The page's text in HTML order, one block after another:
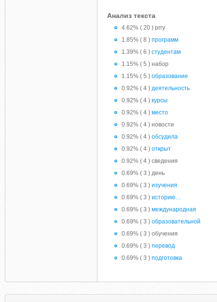
Анализ текста
4.62% ( 20 ) рггу
1.85% ( 8 ) программ
1.39% ( 6 ) студентам
1.15% ( 5 ) набор
1.15% ( 5 ) образование
0.92% ( 4 ) деятельность
0.92% ( 4 ) курсы
0.92% ( 4 ) место
0.92% ( 4 ) новости
0.92% ( 4 ) обсудила
0.92% ( 4 ) открыт
0.92% ( 4 ) сведения
0.69% ( 3 ) день
0.69% ( 3 ) изучения
0.69% ( 3 ) историю…
0.69% ( 3 ) международная
0.69% ( 3 ) образовательной
0.69% ( 3 ) обучения
0.69% ( 3 ) перевод
0.69% ( 3 ) подготовка